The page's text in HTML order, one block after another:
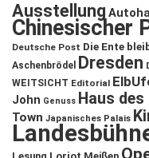
Ausstellung
Chinesischer
Deutsche Post Die Ente
Aschenbrödel
Dresden
WEITSICHT Editorial
John Genuss Haus
Town Japanisches Palais